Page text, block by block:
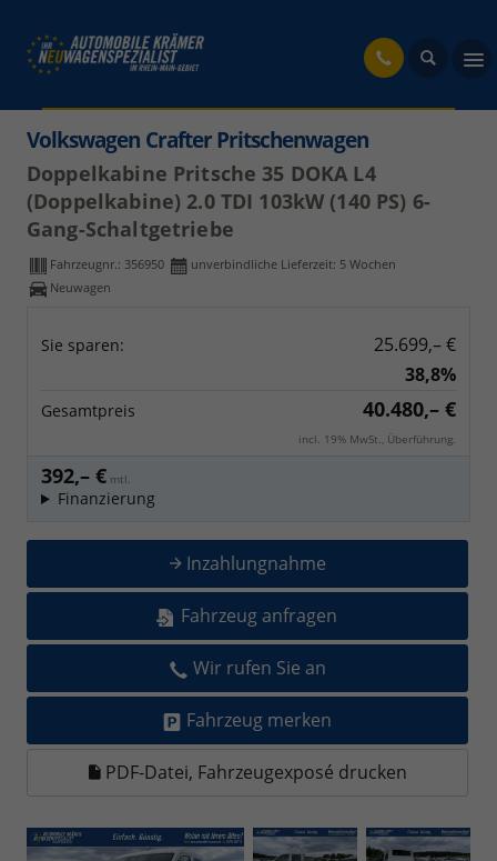
Volkswagen Crafter Pritschenwagen
Doppelkabine Pritsche 35 DOKA L4
(Doppelkabine) 2.0 TDI 103kW (140 PS) 6-
Gang-Schaltgetriebe
Fahrzeugnr.: 356950 unverbindliche Lieferzeit: 5 Wochen
Neuwagen
Sie sparen:
25.699,– €
38,8%
Gesamtpreis 40.480,– €
incl. 19% MwSt., Überführung.
392,– € mtl.
Finanzierung
Inzahlungnahme
Fahrzeug anfragen
Wir rufen Sie an
Fahrzeug merken
PDF-Datei, Fahrzeugexposé drucken